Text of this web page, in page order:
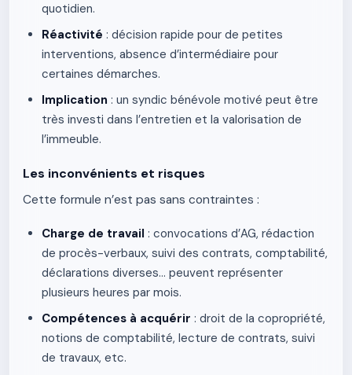
quotidien.
Réactivité : décision rapide pour de petites
interventions, absence d’intermédiaire pour
certaines démarches.
Implication : un syndic bénévole motivé peut être
très investi dans l’entretien et la valorisation de
l’immeuble.
Les inconvénients et risques
Cette formule n’est pas sans contraintes :
Charge de travail : convocations d’AG, rédaction
de procès-verbaux, suivi des contrats, comptabilité,
déclarations diverses… peuvent représenter
plusieurs heures par mois.
Compétences à acquérir : droit de la copropriété,
notions de comptabilité, lecture de contrats, suivi
de travaux, etc.